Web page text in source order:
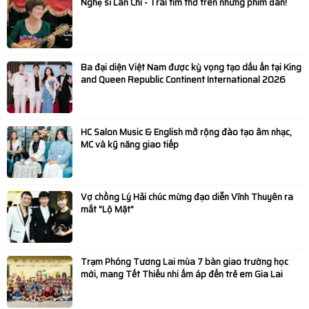
Toàn Cảnh TEDxUEB 2026: Không Gian Kết Nối Ý Tưởng
Và Lan Tỏa Tinh Thần “Convergence”
Diễn viên Dương Phi Long: “Ngẫm - Cười” là tiếng cười
chậm giữa thời đại ồn ào
HANE tổ chức tham quan Biwase E.T.S: Khẳng định vai
trò tiên phong trong bảo vệ môi trường
Bùi Lan Anh đăng quang Hoa khôi UEB Charming 2025
Lan tỏa hành trình xanh vì biển đảo: Hơn 350.000 cây
được đưa ra Trường Sa giai đoạn 2024-2025
MC Xuân Tiến cùng vợ đón Tết sớm tại Phố Ông Đồ
Âm nhạc kết nối hai thế hệ trong “Hello Việt Nam” phiên
Ba đại diện Việt Nam được kỳ vọng tạo dấu ấn tại King
and Queen Republic Continent International 2026
HC Salon Music & English mở rộng đào tạo âm nhạc,
MC và kỹ năng giao tiếp
Vợ chồng Lý Hải chúc mừng đạo diễn Vĩnh Thuyên ra
mắt "Lộ Mặt"
Trạm Phóng Tương Lai mùa 7 bàn giao trường học
mới, mang Tết Thiếu nhi ấm áp đến trẻ em Gia Lai